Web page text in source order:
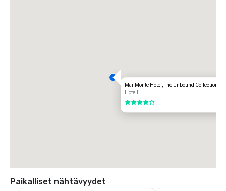
Mar Monte Hotel, The Unbound Collection by
Hotelli
4 / 5
Paikalliset nähtävyydet